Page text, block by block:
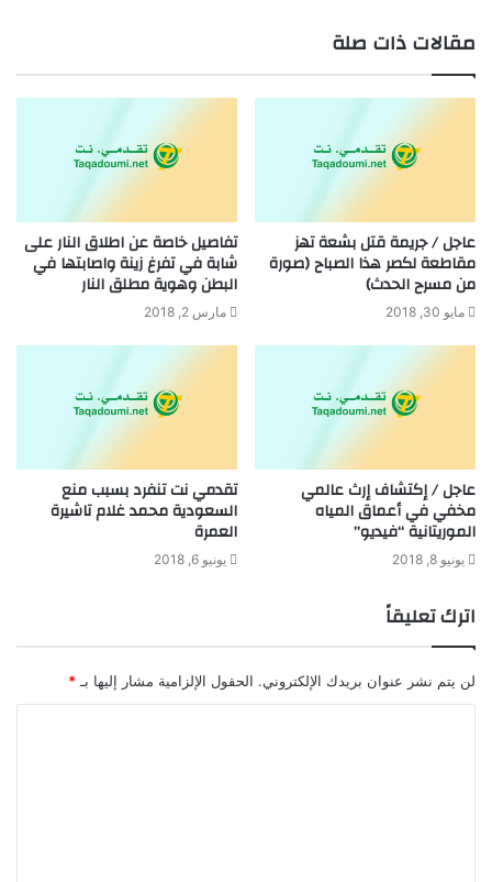
مقالات ذات صلة
عاجل / جريمة قتل بشعة تهز
مقاطعة لكصر هذا الصباح (صورة
من مسرح الحدث)
مايو 30, 2018
تفاصيل خاصة عن اطلاق النار على
شابة في تفرغ زينة واصابتها في
البطن وهوية مطلق النار
مارس 2, 2018
عاجل / إكتشاف إرث عالمي
مخفي في أعماق المياه
الموريتانية “فيديو”
يونيو 8, 2018
تقدمي نت تنفرد بسبب منع
السعودية محمد غلام تاشيرة
العمرة
يونيو 6, 2018
اترك تعليقاً
لن يتم نشر عنوان بريدك الإلكتروني. الحقول الإلزامية مشار إليها بـ *